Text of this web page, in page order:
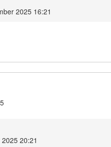
2025 16:21
20:21